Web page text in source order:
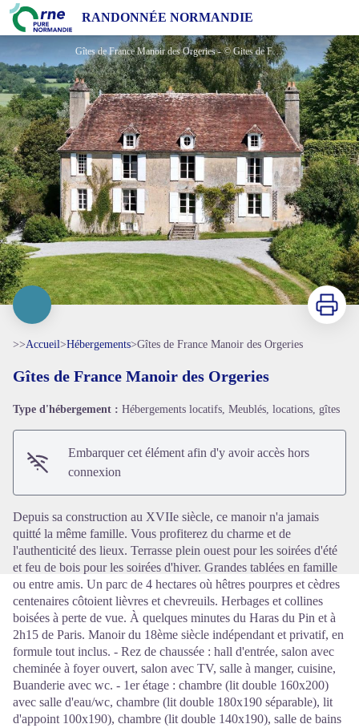
RANDONNÉE NORMANDIE
Gîtes de France Manoir des Orgeries
Gîtes de France Manoir des Orgeries - © Gites de France Orne
Voir l'image en plein écran
Imprimer
>>Accueil>Hébergements>Gîtes de France Manoir des Orgeries
Gîtes de France Manoir des Orgeries
Type d'hébergement : Hébergements locatifs, Meublés, locations, gîtes
Embarquer cet élément afin d'y avoir accès hors
connexion
Depuis sa construction au XVIIe siècle, ce manoir n'a jamais
quitté la même famille. Vous profiterez du charme et de
l'authenticité des lieux. Terrasse plein ouest pour les soirées d'été
et feu de bois pour les soirées d'hiver. Grandes tablées en famille
ou entre amis. Un parc de 4 hectares où hêtres pourpres et cèdres
centenaires côtoient lièvres et chevreuils. Herbages et collines
boisées à perte de vue. À quelques minutes du Haras du Pin et à
2h15 de Paris. Manoir du 18ème siècle indépendant et privatif, en
formule tout inclus. - Rez de chaussée : hall d'entrée, salon avec
cheminée à foyer ouvert, salon avec TV, salle à manger, cuisine,
Buanderie avec wc. - 1er étage : chambre (lit double 160x200)
avec salle d'eau/wc, chambre (lit double 180x190 séparable), lit
d'appoint 100x190), chambre (lit double 140x190), salle de bains